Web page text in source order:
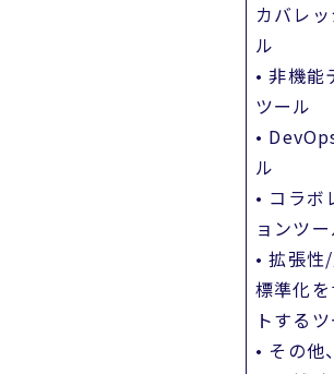
カバレ
ル
• 非機能
ツール
•
ル
• コラボ
ョンツ
• 拡張性
標準化を
トする
• その他